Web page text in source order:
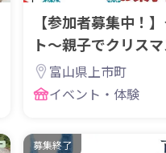
【参加者募集中！
ト～親子でクリス
をＥＮＪＯＹ！～
富山県上市町
イベント・体験
募集終了